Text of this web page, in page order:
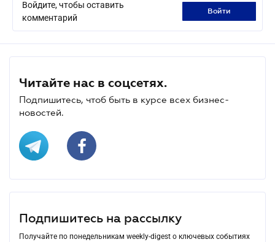
Войдите, чтобы оставить
комментарий
войти
Читайте нас в соцсетях.
Подпишитесь, чтоб быть в курсе всех бизнес-
новостей.
Подпишитесь на рассылку
Получайте по понедельникам weekly-digest о ключевых событиях